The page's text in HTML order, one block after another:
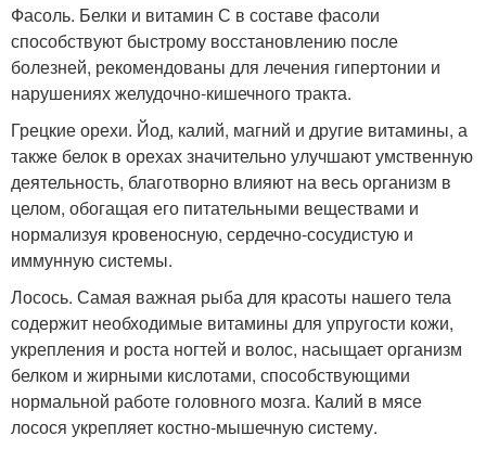
Фасоль. Белки и витамин С в составе фасоли
способствуют быстрому восстановлению после
болезней, рекомендованы для лечения гипертонии и
нарушениях желудочно-кишечного тракта.
Грецкие орехи. Йод, калий, магний и другие витамины, а
также белок в орехах значительно улучшают умственную
деятельность, благотворно влияют на весь организм в
целом, обогащая его питательными веществами и
нормализуя кровеносную, сердечно-сосудистую и
иммунную системы.
Лосось. Самая важная рыба для красоты нашего тела
содержит необходимые витамины для упругости кожи,
укрепления и роста ногтей и волос, насыщает организм
белком и жирными кислотами, способствующими
нормальной работе головного мозга. Калий в мясе
лосося укрепляет костно-мышечную систему.